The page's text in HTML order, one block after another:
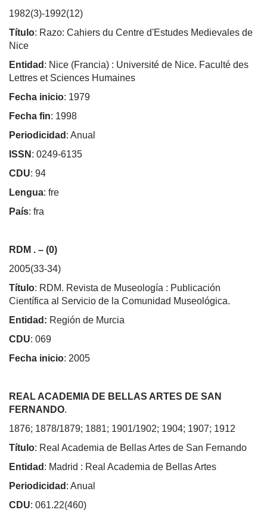
1982(3)-1992(12)
Título: Razo: Cahiers du Centre d'Estudes Medievales de
Nice
Entidad : Nice (Francia) : Université de Nice. Faculté des
Lettres et Sciences Humaines
Fecha inicio: 1979
Fecha fin: 1998
Periodicidad : Anual
ISSN : 0249-6135
CDU: 94
Lengua: fre
País: fra
RDM . – (0)
2005(33-34)
Título: RDM. Revista de Museología : Publicación
Científica al Servicio de la Comunidad Museológica.
Entidad: Región de Murcia
CDU: 069
Fecha inicio: 2005
REAL ACADEMIA DE BELLAS ARTES DE SAN
FERNANDO.
1876; 1878/1879; 1881; 1901/1902; 1904; 1907; 1912
Título: Real Academia de Bellas Artes de San Fernando
Entidad : Madrid : Real Academia de Bellas Artes
Periodicidad : Anual
CDU: 061.22(460)